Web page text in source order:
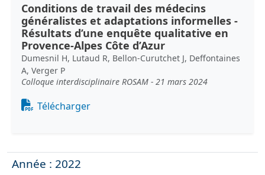
Conditions de travail des médecins
généralistes et adaptations informelles -
Résultats d’une enquête qualitative en
Provence-Alpes Côte d’Azur
Dumesnil H, Lutaud R, Bellon-Curutchet J, Deffontaines
A, Verger P
Colloque interdisciplinaire ROSAM - 21 mars 2024
Document
Télécharger
Année : 2022